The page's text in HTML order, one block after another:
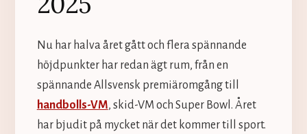
Nu har halva året gått och flera spännande
höjdpunkter har redan ägt rum, från en
spännande Allsvensk premiäromgång till
handbolls-VM, skid-VM och Super Bowl. Året
har bjudit på mycket när det kommer till sport.